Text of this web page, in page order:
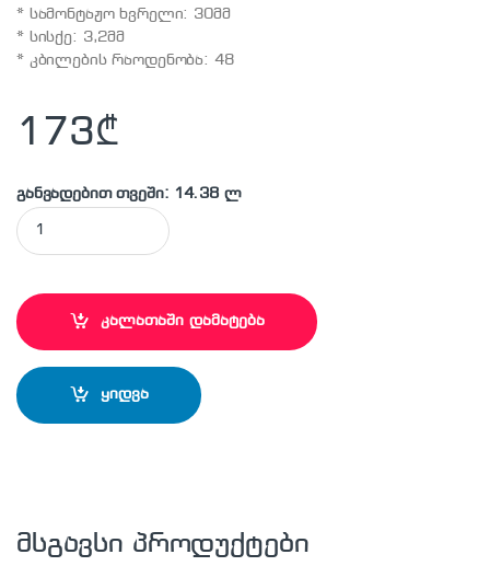
* სამონტაჟო ხვრელი: 30მმ
* სისქე: 3,2მმ
* კბილების რაოდენობა: 48
173₾
განვადებით თვეში: 14.38 ლ
KONIG-250×3,2×30 z 48 BG ხის საჭრელი დისკი quantity
კალათაში დამატება
ყიდვა
მსგავსი პროდუქტები